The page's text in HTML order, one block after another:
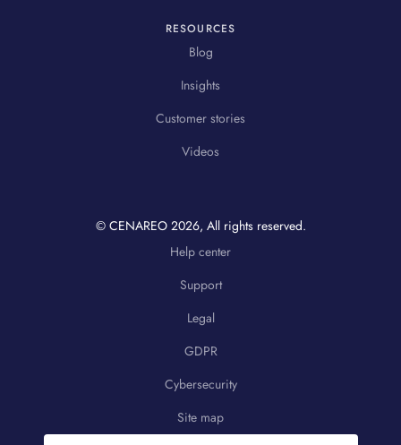
RESOURCES
Blog
Insights
Customer stories
Videos
© CENAREO 2026, All rights reserved.
Help center
Support
Legal
GDPR
Cybersecurity
Site map